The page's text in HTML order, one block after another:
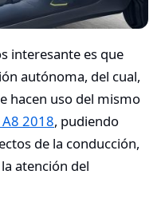
interesante es que
autónoma, del cual,
hacen uso del mismo
2018, pudiendo
de la conducción,
atención del